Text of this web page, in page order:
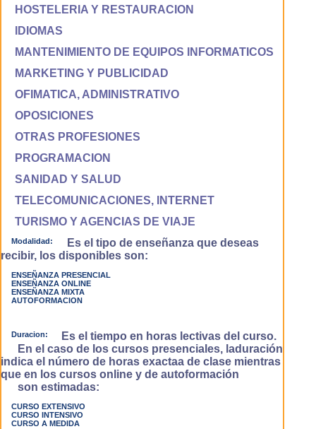
HOSTELERIA Y RESTAURACION
IDIOMAS
MANTENIMIENTO DE EQUIPOS INFORMATICOS
MARKETING Y PUBLICIDAD
OFIMATICA, ADMINISTRATIVO
OPOSICIONES
OTRAS PROFESIONES
PROGRAMACION
SANIDAD Y SALUD
TELECOMUNICACIONES, INTERNET
TURISMO Y AGENCIAS DE VIAJE
Modalidad:
Es el tipo de enseñanza que deseas
recibir, los disponibles son:
ENSEÑANZA PRESENCIAL
ENSEÑANZA ONLINE
ENSEÑANZA MIXTA
AUTOFORMACION
Duracion:
Es el tiempo en horas lectivas del curso.
En el caso de los cursos presenciales, laduración
indica el número de horas exactaa de clase mientras
que en los cursos online y de autoformación
son estimadas:
CURSO EXTENSIVO
CURSO INTENSIVO
CURSO A MEDIDA